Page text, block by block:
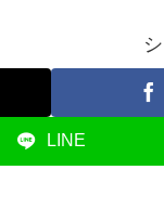
LINE